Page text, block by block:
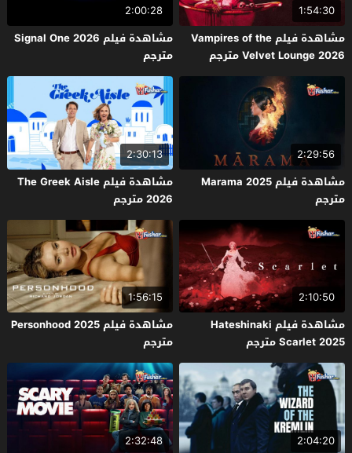
1:54:30
مشاهدة فيلم Vampires of the
Velvet Lounge 2026 مترجم
2:00:28
مشاهدة فيلم Signal One 2026
مترجم
2:29:56
مشاهدة فيلم Marama 2025
مترجم
2:30:13
مشاهدة فيلم The Greek Aisle
2026 مترجم
2:10:50
مشاهدة فيلم Hateshinaki
Scarlet 2025 مترجم
1:56:15
مشاهدة فيلم Personhood 2025
مترجم
2:04:20
2:32:48